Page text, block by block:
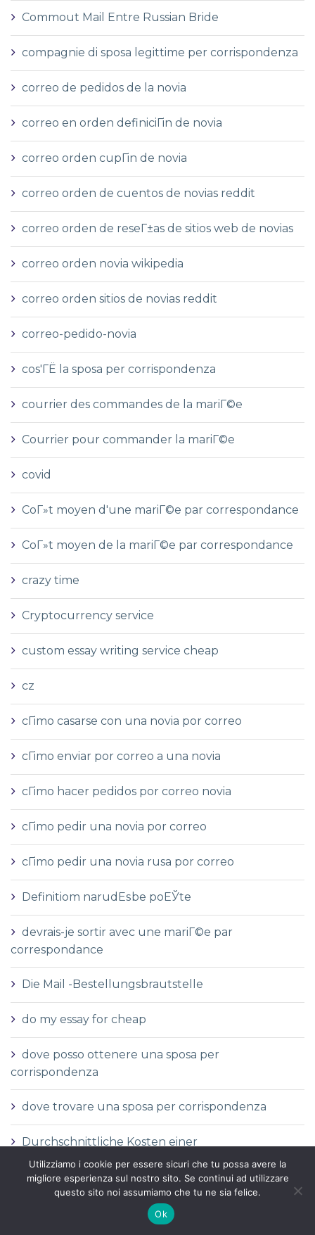
Commout Mail Entre Russian Bride
compagnie di sposa legittime per corrispondenza
correo de pedidos de la novia
correo en orden definiciГіn de novia
correo orden cupГіn de novia
correo orden de cuentos de novias reddit
correo orden de reseГ±as de sitios web de novias
correo orden novia wikipedia
correo orden sitios de novias reddit
correo-pedido-novia
cos'ГЁ la sposa per corrispondenza
courrier des commandes de la mariГ©e
Courrier pour commander la mariГ©e
covid
CoГ»t moyen d'une mariГ©e par correspondance
CoГ»t moyen de la mariГ©e par correspondance
crazy time
Cryptocurrency service
custom essay writing service cheap
cz
cГіmo casarse con una novia por correo
cГіmo enviar por correo a una novia
cГіmo hacer pedidos por correo novia
cГіmo pedir una novia por correo
cГіmo pedir una novia rusa por correo
Definitiom narudЕѕbe poЕЎte
devrais-je sortir avec une mariГ©e par
correspondance
Die Mail -Bestellungsbrautstelle
do my essay for cheap
dove posso ottenere una sposa per
corrispondenza
dove trovare una sposa per corrispondenza
Durchschnittliche Kosten einer
Versandbestellbraut
Durchschnittliche Versandauftragspreise
Durchschnittspreis fГјr eine Versandbestellbraut
Utilizziamo i cookie per essere sicuri che tu possa avere la
migliore esperienza sul nostro sito. Se continui ad utilizzare
questo sito noi assumiamo che tu ne sia felice.
Ok